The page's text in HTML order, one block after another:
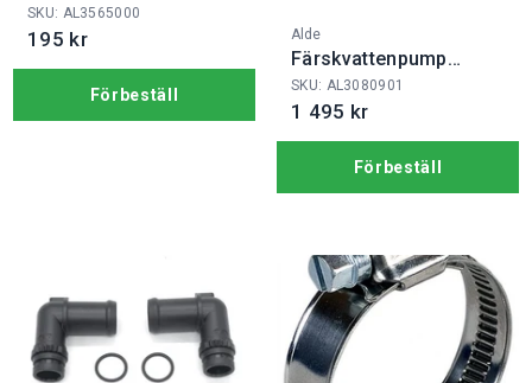
SKU: AL3565000
195 kr
Förbeställ
Fabrikat:
Alde
Färskvattenpump
Fotmanövrerad
SKU: AL3080901
1 495 kr
Förbeställ